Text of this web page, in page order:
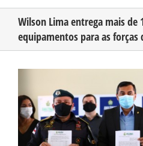
CONHEÇA O AMAZONAS
CONTATO
Wilson Lima entrega mais de
equipamentos para as forças
Image